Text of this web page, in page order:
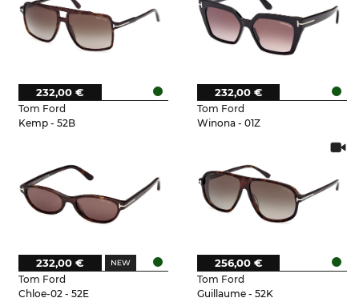
Tom Ford
Kemp - 52B
232,00 €
Tom Ford
Winona - 01Z
232,00 €
Tom Ford
Chloe-02 - 52E
232,00 €
Tom Ford
Guillaume - 52K
256,00 €